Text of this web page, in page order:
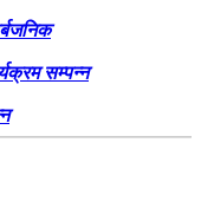
सम्पन्न